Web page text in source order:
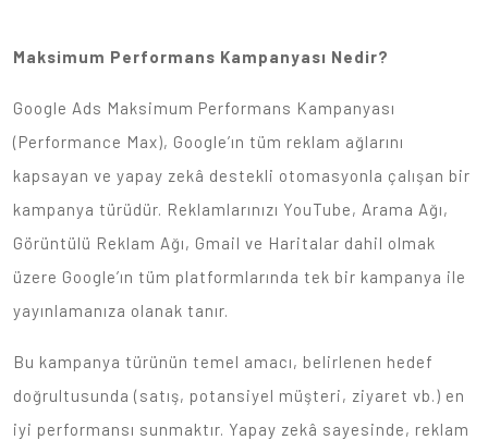
Maksimum Performans Kampanyası Nedir?
Google Ads Maksimum Performans Kampanyası
(Performance Max), Google’ın tüm reklam ağlarını
kapsayan ve yapay zekâ destekli otomasyonla çalışan bir
kampanya türüdür. Reklamlarınızı YouTube, Arama Ağı,
Görüntülü Reklam Ağı, Gmail ve Haritalar dahil olmak
üzere Google’ın tüm platformlarında tek bir kampanya ile
yayınlamanıza olanak tanır.
Bu kampanya türünün temel amacı, belirlenen hedef
doğrultusunda (satış, potansiyel müşteri, ziyaret vb.) en
iyi performansı sunmaktır. Yapay zekâ sayesinde, reklam